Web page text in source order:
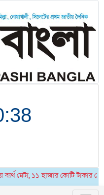
মেটা, ১১ হাজার কোটি টাকার